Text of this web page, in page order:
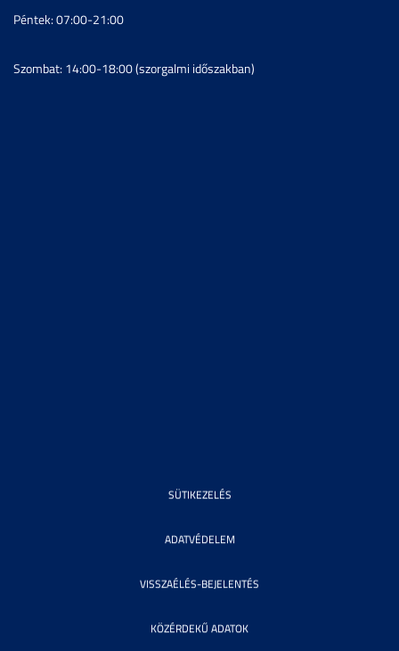
Péntek: 07:00-21:00
Szombat: 14:00-18:00 (szorgalmi időszakban)
SÜTIKEZELÉS
ADATVÉDELEM
VISSZAÉLÉS-BEJELENTÉS
KÖZÉRDEKŰ ADATOK